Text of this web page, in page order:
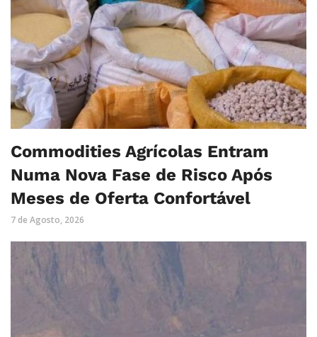
Commodities Agrícolas Entram
Numa Nova Fase de Risco Após
Meses de Oferta Confortável
7 de Agosto, 2026